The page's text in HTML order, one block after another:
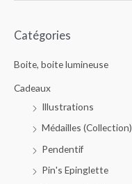
Catégories
Boite, boite lumineuse
Cadeaux
Illustrations
Médailles (Collection)
Pendentif
Pin's Epinglette